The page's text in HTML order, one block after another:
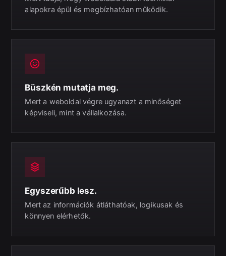
alapokra épül és megbízhatóan működik.
Büszkén mutatja meg.
Mert a weboldal végre ugyanazt a minőséget
képviseli, mint a vállalkozása.
Egyszerűbb lesz.
Mert az információk átláthatóak, logikusak és
könnyen elérhetők.